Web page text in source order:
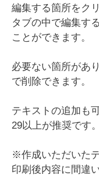
編集する箇所をク
タブの中で編集す
ことができます。
必要ない箇所があ
で削除できます。
テキストの追加も
29以上が推奨です。
※作成いただいた
印刷後内容に間違